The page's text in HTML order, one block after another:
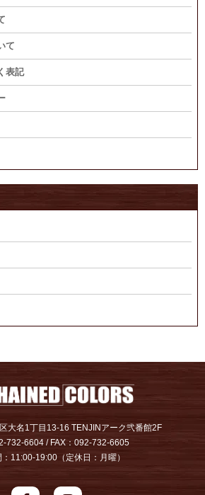
て
表記
大名1丁目13-16 TENJINアーク弐番館2F
732-6604 / FAX：092-732-6605
11:00-19:00（定休日：月曜）